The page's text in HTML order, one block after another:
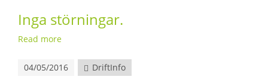
Inga störningar.
Read more
04/05/2016 DriftInfo